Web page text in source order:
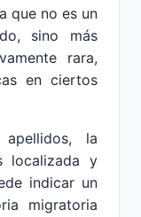
que no es un
sino más
rara,
en ciertos
la
localizada y
indicar un
migratoria